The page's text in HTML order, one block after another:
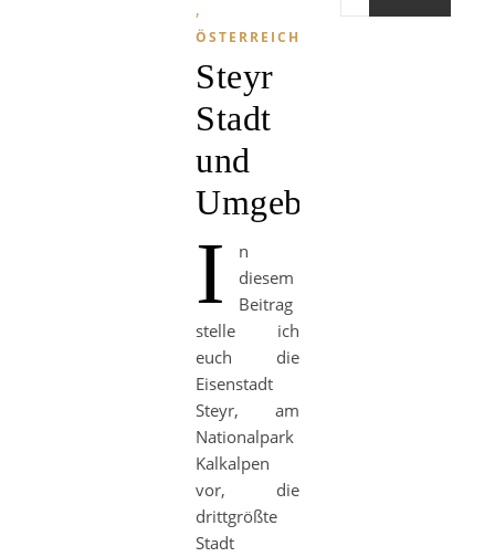
,
ÖSTERREICH
Steyr
Stadt
und
Umgebung
I
n
diesem
Beitrag
stelle ich
euch die
Eisenstadt
Steyr, am
Nationalpark
Kalkalpen
vor, die
drittgrößte
Stadt